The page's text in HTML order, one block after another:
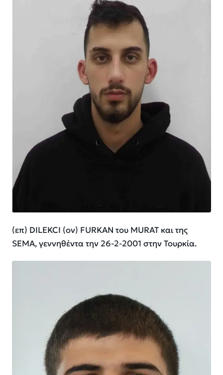
(επ) DILEKCI (ον) FURKAN του MURAT και της
SEMA, γεννηθέντα την 26-2-2001 στην Τουρκία.